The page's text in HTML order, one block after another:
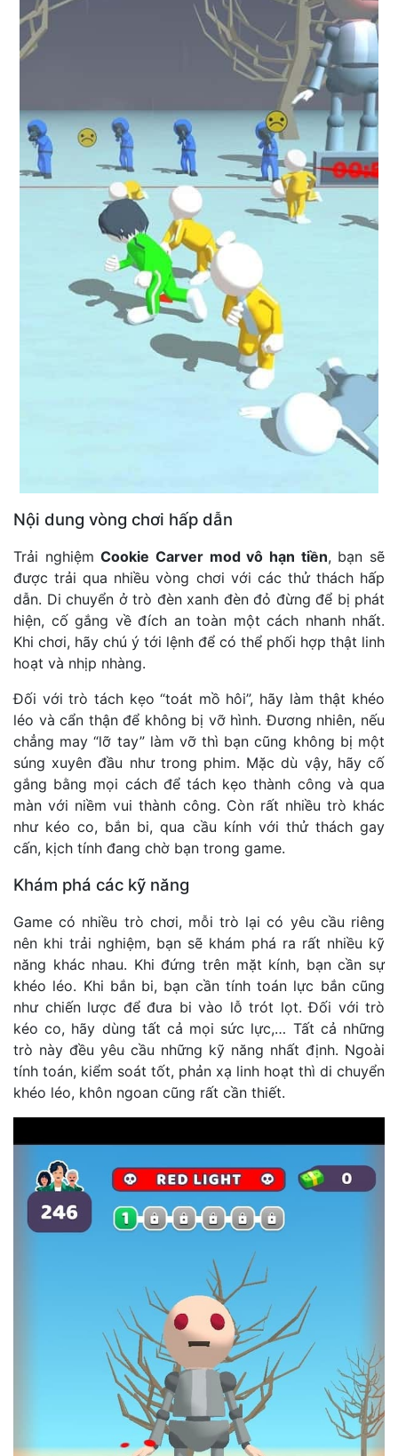
Nội dung vòng chơi hấp dẫn
Trải nghiệmCookie Carver mod vô hạn tiền, bạn sẽ
được trải qua nhiều vòng chơi với các thử thách hấp
dẫn. Di chuyển ở trò đèn xanh đèn đỏ đừng để bị phát
hiện, cố gắng về đích an toàn một cách nhanh nhất.
Khi chơi, hãy chú ý tới lệnh để có thể phối hợp thật linh
hoạt và nhịp nhàng.
Đối với trò tách kẹo “toát mồ hôi”, hãy làm thật khéo
léo và cẩn thận để không bị vỡ hình. Đương nhiên, nếu
chẳng may “lỡ tay” làm vỡ thì bạn cũng không bị một
súng xuyên đầu như trong phim. Mặc dù vậy, hãy cố
gắng bằng mọi cách để tách kẹo thành công và qua
màn với niềm vui thành công. Còn rất nhiều trò khác
như kéo co, bắn bi, qua cầu kính với thử thách gay
cấn, kịch tính đang chờ bạn trong game.
Khám phá các kỹ năng
Game có nhiều trò chơi, mỗi trò lại có yêu cầu riêng
nên khi trải nghiệm, bạn sẽ khám phá ra rất nhiều kỹ
năng khác nhau. Khi đứng trên mặt kính, bạn cần sự
khéo léo. Khi bắn bi, bạn cần tính toán lực bắn cũng
như chiến lược để đưa bi vào lỗ trót lọt. Đối với trò
kéo co, hãy dùng tất cả mọi sức lực,… Tất cả những
trò này đều yêu cầu những kỹ năng nhất định. Ngoài
tính toán, kiểm soát tốt, phản xạ linh hoạt thì di chuyển
khéo léo, khôn ngoan cũng rất cần thiết.